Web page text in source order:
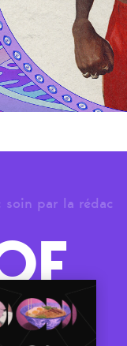
soin par la rédac